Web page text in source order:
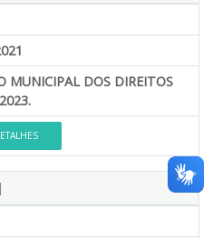
MUNICIPAL DOS DIREITOS